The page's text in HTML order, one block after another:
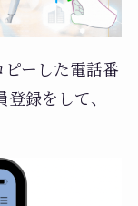
ーした電話番
録をして、